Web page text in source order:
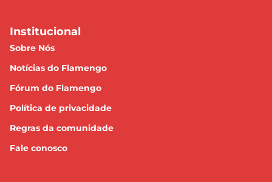
Institucional
Sobre Nós
Notícias do Flamengo
Fórum do Flamengo
Política de privacidade
Regras da comunidade
Fale conosco